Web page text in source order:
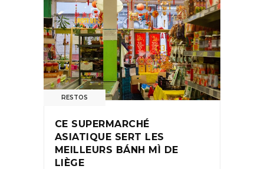
RESTOS
CE SUPERMARCHÉ
ASIATIQUE SERT LES
MEILLEURS BÁNH MÌ DE
LIÈGE